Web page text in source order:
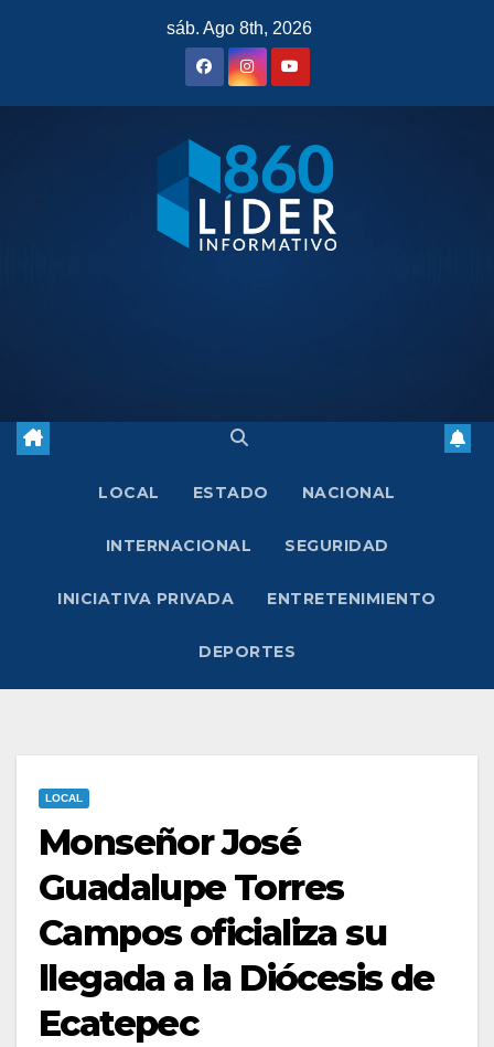
sáb. Ago 8th, 2026
LOCAL ESTADO NACIONAL
INTERNACIONAL SEGURIDAD
INICIATIVA PRIVADA ENTRETENIMIENTO
DEPORTES
LOCAL
Monseñor José
Guadalupe Torres
Campos oficializa su
llegada a la Diócesis de
Ecatepec